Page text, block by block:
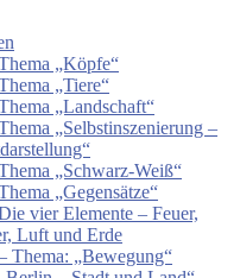
„Köpfe“
„Tiere“
„Landschaft“
„Selbstinszenierung –
„Schwarz-Weiß“
„Gegensätze“
vier Elemente – Feuer,
Luft und Erde
Thema: „Bewegung“